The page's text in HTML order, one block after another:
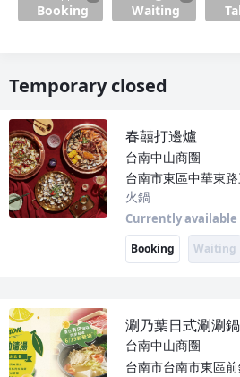
Booking Waiting
Temporary closed
春囍打邊爐
台南中山商圈
台南市東區中華東
火鍋
Currently available
Booking Waiting
涮乃葉日式涮涮
台南中山商圈
台南市台南市東區